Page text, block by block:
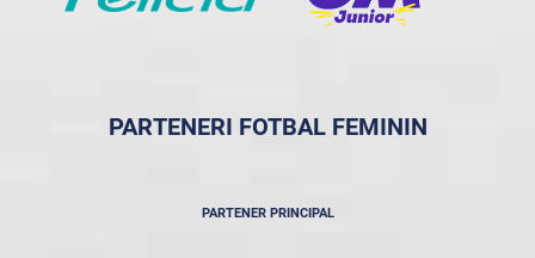
PARTENERI FOTBAL FEMININ
PARTENER PRINCIPAL